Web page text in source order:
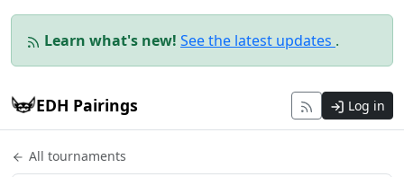
Learn what's new! See the latest updates .
EDH Pairings Log in
All tournaments